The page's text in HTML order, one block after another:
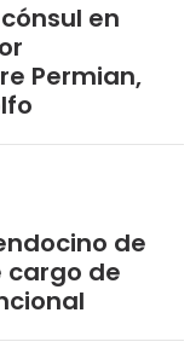
en
Permian,
de
cargo de